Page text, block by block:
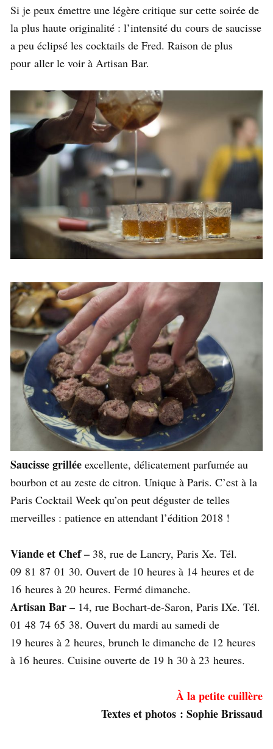
Si je peux émettre une légère critique sur cette soirée de
la plus haute originalité : l’intensité du cours de saucisse
a peu éclipsé les cocktails de Fred. Raison de plus
pour aller le voir à Artisan Bar.
Saucisse grillée excellente, délicatement parfumée au
bourbon et au zeste de citron. Unique à Paris. C’est à la
Paris Cocktail Week qu’on peut déguster de telles
merveilles : patience en attendant l’édition 2018 !
Viande et Chef – 38, rue de Lancry, Paris Xe. Tél.
09 81 87 01 30. Ouvert de 10 heures à 14 heures et de
16 heures à 20 heures. Fermé dimanche.
Artisan Bar – 14, rue Bochart-de-Saron, Paris IXe. Tél.
01 48 74 65 38. Ouvert du mardi au samedi de
19 heures à 2 heures, brunch le dimanche de 12 heures
à 16 heures. Cuisine ouverte de 19 h 30 à 23 heures.
À la petite cuillère
Textes et photos : Sophie Brissaud